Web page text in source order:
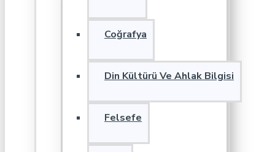
Coğrafya
Din Kültürü Ve Ahlak Bilgisi
Felsefe